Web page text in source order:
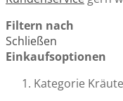
Filtern nach
Schließen
Einkaufsoptionen
Kategorie